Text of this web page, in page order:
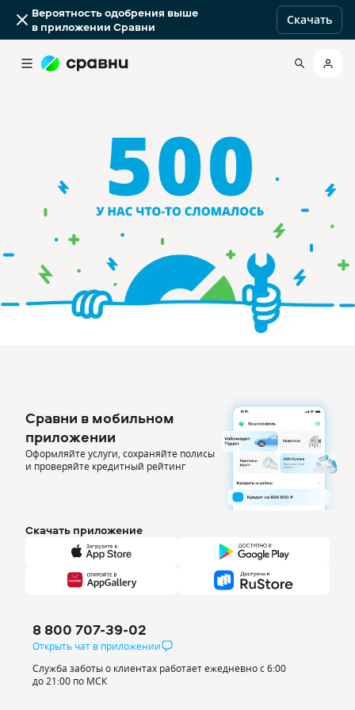
Вероятность одобрения выше
в приложении Сравни
Скачать
Сравни в мобильном
приложении
Оформляйте услуги, сохраняйте полисы
и проверяйте кредитный рейтинг
Скачать приложение
8 800 707-39-02
Открыть чат в приложении
Служба заботы о клиентах работает ежедневно с 6:00
до 21:00 по МСК